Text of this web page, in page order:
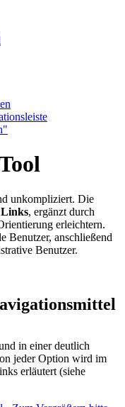
unkompliziert. Die
Links, ergänzt durch
erleichtern.
Benutzer, anschließend
Benutzer.
in einer deutlich
jeder Option wird im
erläutert (siehe